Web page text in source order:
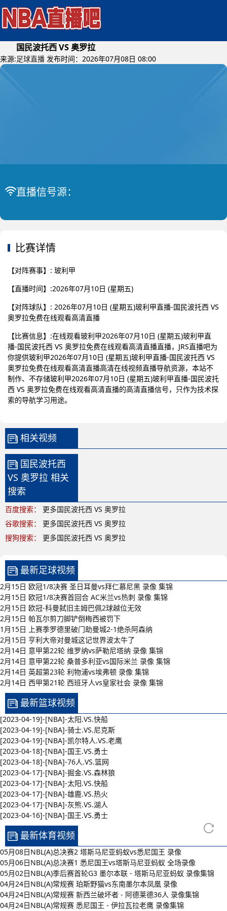
国民波托西 VS 奥罗拉
来源:足球直播 发布时间：2026年07月08日 08:00
直播信号源：
比赛详情
【对阵赛事】: 玻利甲
【直播时间】:2026年07月10日 (星期五)
【对阵球队】: 2026年07月10日 (星期五)玻利甲直播-国民波托西 VS
奥罗拉免费在线观看高清直播
【比赛信息】:在线观看玻利甲2026年07月10日 (星期五)玻利甲直
播-国民波托西 VS 奥罗拉免费在线观看高清直播直播，JRS直播吧为
你提供玻利甲2026年07月10日 (星期五)玻利甲直播-国民波托西 VS
奥罗拉免费在线观看高清直播高清在线视频直播导航资源，本站不
制作、不存储玻利甲2026年07月10日 (星期五)玻利甲直播-国民波托
西 VS 奥罗拉免费在线观看高清直播的高清直播信号，只作为技术探
索的导航学习用途。
相关视频
国民波托西
VS 奥罗拉 相关
搜索
百度搜索：
更多国民波托西 VS 奥罗拉
谷歌搜索：
更多国民波托西 VS 奥罗拉
搜狗搜索：
更多国民波托西 VS 奥罗拉
最新足球视频
2月15日 欧冠1/8决赛 圣日耳曼vs拜仁慕尼黑 录像 集锦
2月15日 欧冠1/8决赛首回合 AC米兰vs热刺 录像 集锦
2月15日 欧冠-科曼弑旧主姆巴佩2球越位无效
2月15日 帕瓦尔剪刀脚铲倒梅西被罚下
1月15日 上赛季罗德里破门助曼城2-1绝杀阿森纳
2月15日 亨利大帝对曼城这记世界波太牛了
2月14日 意甲第22轮 维罗纳vs萨勒尼塔纳 录像 集锦
2月14日 意甲第22轮 桑普多利亚vs国际米兰 录像 集锦
2月14日 英超第23轮 利物浦vs埃弗顿 录像 集锦
2月14日 西甲第21轮 西班牙人vs皇家社会 录像 集锦
最新篮球视频
[2023-04-19]-[NBA]-太阳.VS.快船
[2023-04-19]-[NBA]-骑士.VS.尼克斯
[2023-04-19]-[NBA]-凯尔特人.VS.老鹰
[2023-04-18]-[NBA]-国王.VS.勇士
[2023-04-18]-[NBA]-76人.VS.篮网
[2023-04-17]-[NBA]-掘金.VS.森林狼
[2023-04-17]-[NBA]-太阳.VS.快船
[2023-04-17]-[NBA]-雄鹿.VS.热火
[2023-04-17]-[NBA]-灰熊.VS.湖人
[2023-04-16]-[NBA]-国王.VS.勇士
最新体育视频
05月08日NBL(A)总决赛2 塔斯马尼亚蚂蚁vs悉尼国王 录像
05月06日NBL(A)总决赛1 悉尼国王vs塔斯马尼亚蚂蚁 全场录像
05月02日NBL(A)季后赛首轮G3 墨尔本联 - 塔斯马尼亚蚂蚁 录像集锦
04月24日NBL(A)常规赛 珀斯野猫vs东南墨尔本凤凰 录像
04月24日NBL(A)常规赛 新西兰破坏者 - 阿德莱德36人 录像集锦
04月24日NBL(A)常规赛 悉尼国王 - 伊拉瓦拉老鹰 录像集锦